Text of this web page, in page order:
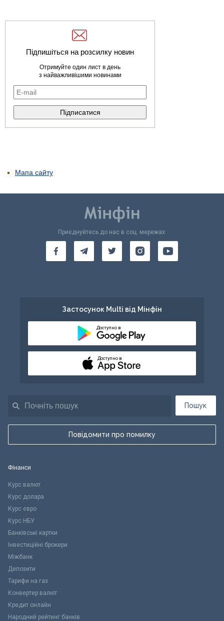
Підпишіться на розсилку новин
Отримуйте один лист в день
з найважливішими новинами
Мапа сайту
Пошук
Повідомити про помилку
Приєднуйтесь до нас в соц. мережах:
Застосунок Multi від Мінфін
Доступно в
Доступно в
Фінанси
Курс валют
Курс долара
Курс євро
Курс НБУ
Банківські картки
Інвестиційні брокери
Міжбанк
Депозити
Тарифи на газ
Конвертер валют
Кредит онлайн
Народний рейтинг банків